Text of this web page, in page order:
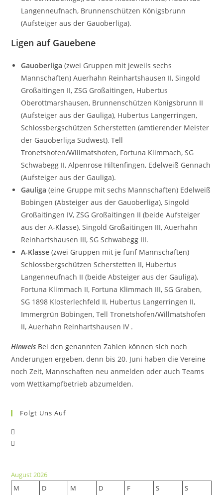
Langenneufnach, Brunnenschützen Königsbrunn
(Aufsteiger aus der Gauoberliga).
Ligen auf Gauebene
Gauoberliga (zwei Gruppen mit jeweils sechs
Mannschaften) Auerhahn Reinhartshausen II, Singold
Großaitingen II, ZSG Großaitingen, Hubertus
Oberottmarshausen, Brunnenschützen Königsbrunn II
(Aufsteiger aus der Gauliga), Hubertus Langerringen,
Schlossbergschützen Scherstetten (amtierender Meister
der Gauoberliga Südwest), Tell
Tronetshofen/Willmatshofen, Fortuna Klimmach, SG
Schwabegg II, Alpenrose Hiltenfingen, Edelweiß Gennach
(Aufsteiger aus der Gauliga).
Gauliga (eine Gruppe mit sechs Mannschaften) Edelweiß
Bobingen (Absteiger aus der Gauoberliga), Singold
Großaitingen IV, ZSG Großaitingen II (beide Aufsteiger
aus der A-Klasse), Singold Großaitingen III, Auerhahn
Reinhartshausen III, SG Schwabegg III.
A-Klasse (zwei Gruppen mit je fünf Mannschaften)
Schlossbergschützen Scherstetten II, Hubertus
Langenneufnach II (beide Absteiger aus der Gauliga),
Fortuna Klimmach II, Fortuna Klimmach III, SG Graben,
SG 1898 Klosterlechfeld II, Hubertus Langerringen II,
Immergrün Bobingen, Tell Tronetshofen/Willmatshofen
II, Auerhahn Reinhartshausen IV .
Hinweis Bei den genannten Zahlen können sich noch
Änderungen ergeben, denn bis 20. Juni haben die Vereine
noch Zeit, Mannschaften neu anmelden oder auch Teams
vom Wettkampfbetrieb abzumelden.
Folgt Uns Auf
tab
new
August 2026
M
D M D F S
S